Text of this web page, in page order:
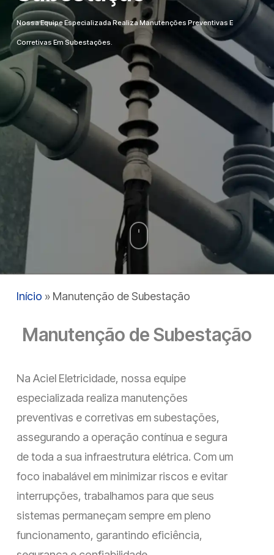
Nossa Equipe Especializada Realiza Manutenções Preventivas E
Corretivas Em Subestações.
Início » Manutenção de Subestação
Manutenção de Subestação
Na Aciel Eletricidade, nossa equipe
especializada realiza manutenções
preventivas e corretivas em subestações,
assegurando a operação contínua e segura
de toda a sua infraestrutura elétrica. Com um
foco inabalável em minimizar riscos e evitar
interrupções, trabalhamos para que seus
sistemas permaneçam sempre em pleno
funcionamento, garantindo eficiência,